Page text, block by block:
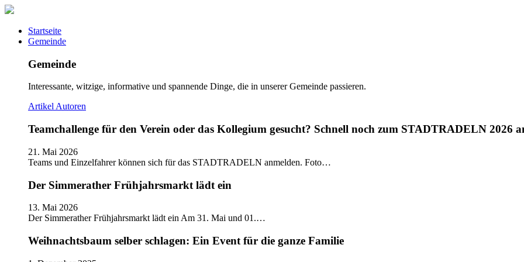
Startseite
Gemeinde
Gemeinde
Interessante, witzige, informative und spannende Dinge, die in unserer Gemeinde passieren.
ArtikelAutoren
Teamchallenge für den Verein oder das Kollegium gesucht? Schnell noch zum STADTRADELN 2026
21. Mai 2026
Teams und Einzelfahrer können sich für das STADTRADELN anmelden. Foto…
Der Simmerather Frühjahrsmarkt lädt ein
13. Mai 2026
Der Simmerather Frühjahrsmarkt lädt ein Am 31. Mai und 01.…
Weihnachtsbaum selber schlagen: Ein Event für die ganze Familie